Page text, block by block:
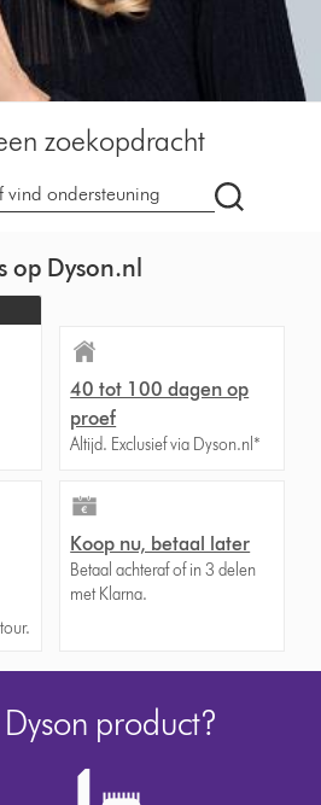
zoekopdracht
Zoek
op Dyson.nl
40 tot 100 dagen op
proef
Altijd. Exclusief via Dyson.nl*
Koop nu, betaal later
Betaal achteraf of in 3 delen
met Klarna.
product?